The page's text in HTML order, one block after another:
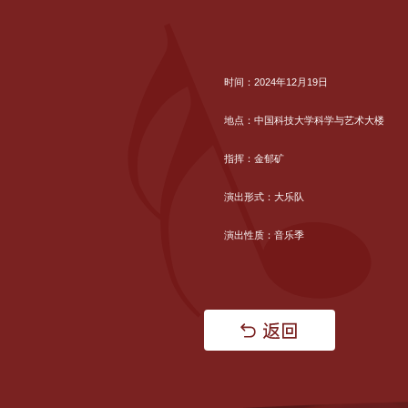
时间：2024年12月19日
地点：中国科技大学科学与艺术大楼
指挥：金郁矿
演出形式：大乐队
演出性质：音乐季